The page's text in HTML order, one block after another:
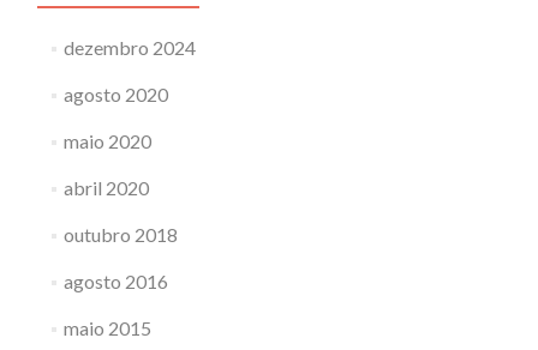
dezembro 2024
agosto 2020
maio 2020
abril 2020
outubro 2018
agosto 2016
maio 2015